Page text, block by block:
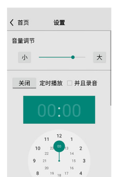
《龙卷风收音机最新版本》软
击，便可以开始收听或者暂停
2、不喜欢推荐的电台也可以
找也是很方便的。
3、整齐有序的电台分类特别
进行快速查找。